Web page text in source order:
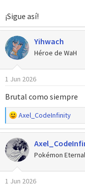
¡Sigue así!
Yihwach
Héroe de WaH
1 Jun 2026
Brutal como siempre
R
e
a
c
c
i
o
n
Axel_CodeInfinity
Pokémon
1 Jun 2026